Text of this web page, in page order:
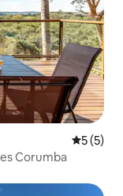
5 de
5 (5)
Corumba